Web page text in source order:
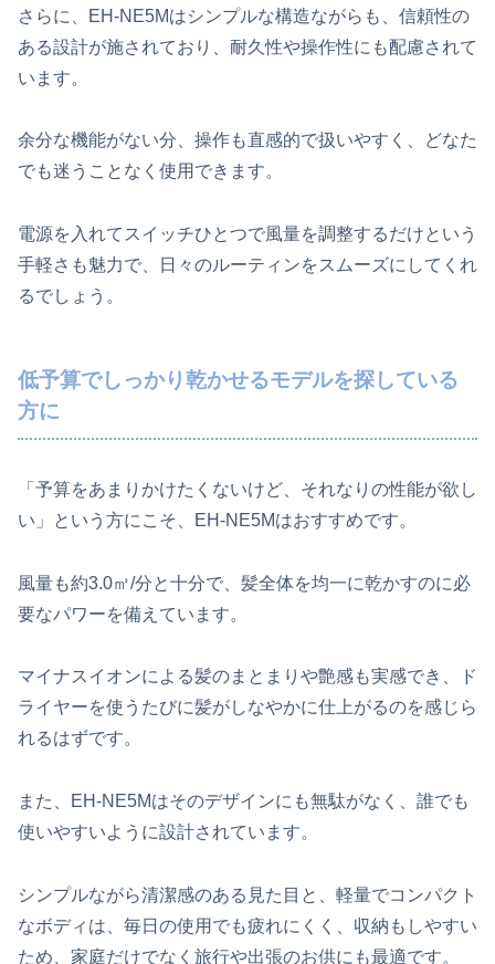
さらに、EH-NE5Mはシンプルな構造ながらも、信頼性の
ある設計が施されており、耐久性や操作性にも配慮されて
います。
余分な機能がない分、操作も直感的で扱いやすく、どなた
でも迷うことなく使用できます。
電源を入れてスイッチひとつで風量を調整するだけという
手軽さも魅力で、日々のルーティンをスムーズにしてくれ
るでしょう。
低予算でしっかり乾かせるモデルを探している
方に
「予算をあまりかけたくないけど、それなりの性能が欲し
い」という方にこそ、EH-NE5Mはおすすめです。
風量も約3.0㎥/分と十分で、髪全体を均一に乾かすのに必
要なパワーを備えています。
マイナスイオンによる髪のまとまりや艶感も実感でき、ド
ライヤーを使うたびに髪がしなやかに仕上がるのを感じら
れるはずです。
また、EH-NE5Mはそのデザインにも無駄がなく、誰でも
使いやすいように設計されています。
シンプルながら清潔感のある見た目と、軽量でコンパクト
なボディは、毎日の使用でも疲れにくく、収納もしやすい
ため、家庭だけでなく旅行や出張のお供にも最適です。